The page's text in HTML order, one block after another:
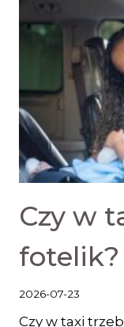
Czy w
fotelik?
2026-07-23
Czy w taxi